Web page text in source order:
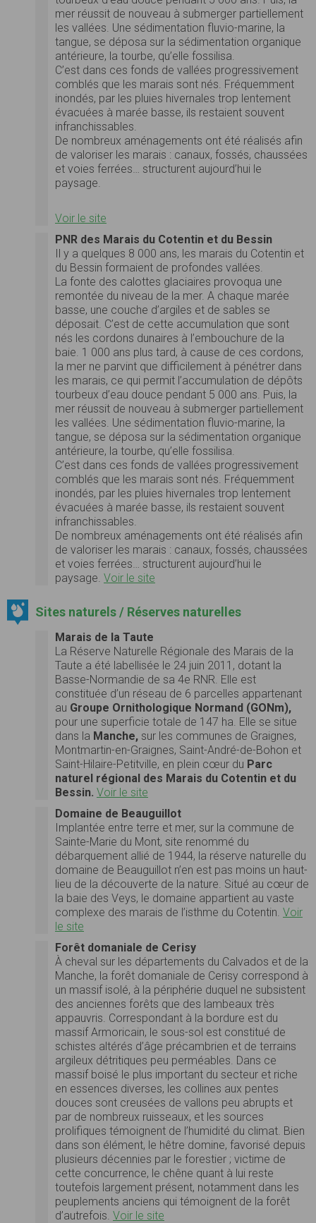
mer réussit de nouveau à submerger partiellement
les vallées. Une sédimentation fluvio-marine, la
tangue, se déposa sur la sédimentation organique
antérieure, la tourbe, qu’elle fossilisa.
C’est dans ces fonds de vallées progressivement
comblés que les marais sont nés. Fréquemment
inondés, par les pluies hivernales trop lentement
évacuées à marée basse, ils restaient souvent
infranchissables.
De nombreux aménagements ont été réalisés afin
de valoriser les marais : canaux, fossés, chaussées
et voies ferrées… structurent aujourd’hui le
paysage.
Voir le site
PNR des Marais du Cotentin et du Bessin
Il y a quelques 8 000 ans, les marais du Cotentin et
du Bessin formaient de profondes vallées.
La fonte des calottes glaciaires provoqua une
remontée du niveau de la mer. A chaque marée
basse, une couche d’argiles et de sables se
déposait. C’est de cette accumulation que sont
nés les cordons dunaires à l’embouchure de la
baie. 1 000 ans plus tard, à cause de ces cordons,
la mer ne parvint que difficilement à pénétrer dans
les marais, ce qui permit l’accumulation de dépôts
tourbeux d’eau douce pendant 5 000 ans. Puis, la
mer réussit de nouveau à submerger partiellement
les vallées. Une sédimentation fluvio-marine, la
tangue, se déposa sur la sédimentation organique
antérieure, la tourbe, qu’elle fossilisa.
C’est dans ces fonds de vallées progressivement
comblés que les marais sont nés. Fréquemment
inondés, par les pluies hivernales trop lentement
évacuées à marée basse, ils restaient souvent
infranchissables.
De nombreux aménagements ont été réalisés afin
de valoriser les marais : canaux, fossés, chaussées
et voies ferrées… structurent aujourd’hui le
paysage. Voir le site
Sites naturels / Réserves naturelles
Marais de la Taute
La Réserve Naturelle Régionale des Marais de la
Taute a été labellisée le 24 juin 2011, dotant la
Basse-Normandie de sa 4e RNR. Elle est
constituée d’un réseau de 6 parcelles appartenant
au Groupe Ornithologique Normand (GONm),
pour une superficie totale de 147 ha. Elle se situe
dans la Manche, sur les communes de Graignes,
Montmartin-en-Graignes, Saint-André-de-Bohon et
Saint-Hilaire-Petitville, en plein cœur du Parc
naturel régional des Marais du Cotentin et du
Bessin. Voir le site
Domaine de Beauguillot
Implantée entre terre et mer, sur la commune de
Sainte-Marie du Mont, site renommé du
débarquement allié de 1944, la réserve naturelle du
domaine de Beauguillot n’en est pas moins un haut-
lieu de la découverte de la nature. Situé au cœur de
la baie des Veys, le domaine appartient au vaste
complexe des marais de l’isthme du Cotentin. Voir
le site
Forêt domaniale de Cerisy
À cheval sur les départements du Calvados et de la
Manche, la forêt domaniale de Cerisy correspond à
un massif isolé, à la périphérie duquel ne subsistent
des anciennes forêts que des lambeaux très
appauvris. Correspondant à la bordure est du
massif Armoricain, le sous-sol est constitué de
schistes altérés d’âge précambrien et de terrains
argileux détritiques peu perméables. Dans ce
massif boisé le plus important du secteur et riche
en essences diverses, les collines aux pentes
douces sont creusées de vallons peu abrupts et
par de nombreux ruisseaux, et les sources
prolifiques témoignent de l’humidité du climat. Bien
dans son élément, le hêtre domine, favorisé depuis
plusieurs décennies par le forestier ; victime de
cette concurrence, le chêne quant à lui reste
toutefois largement présent, notamment dans les
peuplements anciens qui témoignent de la forêt
d’autrefois. Voir le site